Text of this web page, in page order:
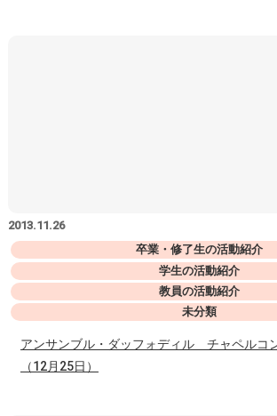
2013.11.26
卒業・修了生の活動紹介
学生の活動紹介
教員の活動紹介
未分類
アンサンブル・ダッフォディル チャペルコ
（12月25日）